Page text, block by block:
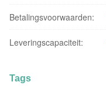
Betalingsvoorwaarden:
Leveringscapaciteit:
Tags